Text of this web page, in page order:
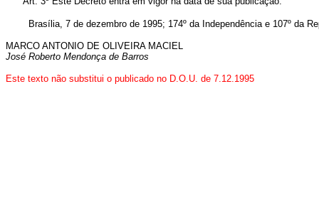
Brasília, 7 de dezembro de 1995; 174º da Independência e 107º da
MARCO ANTONIO DE OLIVEIRA MACIEL
José Roberto Mendonça de Barros
Este texto não substitui o publicado no D.O.U. de 7.12.1995